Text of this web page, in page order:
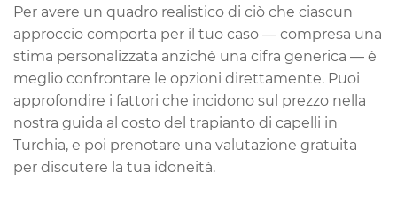
Per avere un quadro realistico di ciò che ciascun
approccio comporta per il tuo caso — compresa una
stima personalizzata anziché una cifra generica — è
meglio confrontare le opzioni direttamente. Puoi
approfondire i fattori che incidono sul prezzo nella
nostra guida al costo del trapianto di capelli in
Turchia, e poi prenotare una valutazione gratuita
per discutere la tua idoneità.